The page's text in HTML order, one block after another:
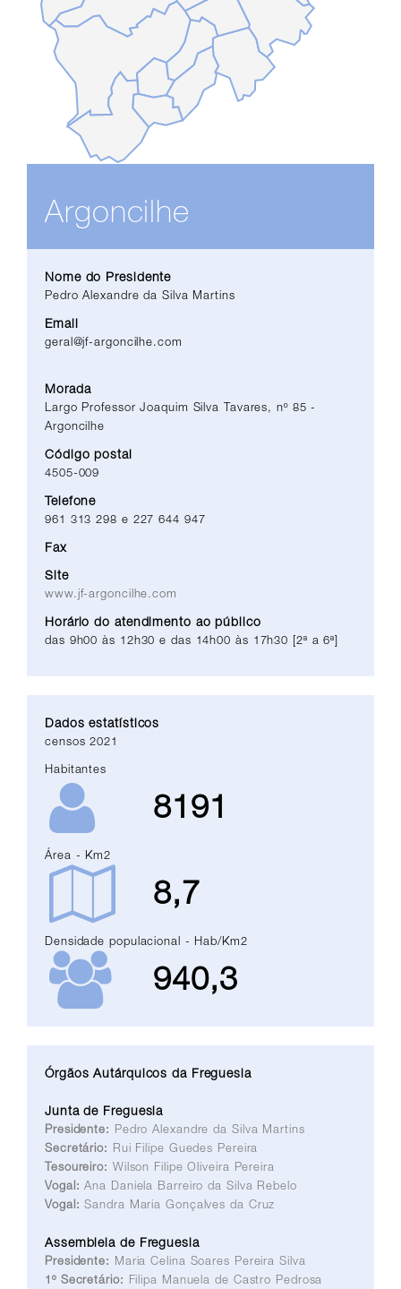
Argoncilhe
Nome do Presidente
Pedro Alexandre da Silva Martins
Email
geral@jf-argoncilhe.com
Morada
Largo Professor Joaquim Silva Tavares, nº 85 -
Argoncilhe
Código postal
4505-009
Telefone
961 313 298 e 227 644 947
Fax
Site
www.jf-argoncilhe.com
Horário do atendimento ao público
das 9h00 às 12h30 e das 14h00 às 17h30 [2ª a 6ª]
Dados estatísticos
censos 2021
Habitantes
8191
Área - Km2
8,7
Densidade populacional - Hab/Km2
940,3
Órgãos Autárquicos da Freguesia
Junta de Freguesia
Presidente: Pedro Alexandre da Silva Martins
Secretário: Rui Filipe Guedes Pereira
Tesoureiro: Wilson Filipe Oliveira Pereira
Vogal: Ana Daniela Barreiro da Silva Rebelo
Vogal: Sandra Maria Gonçalves da Cruz
Assembleia de Freguesia
Presidente: Maria Celina Soares Pereira Silva
1º Secretário: Filipa Manuela de Castro Pedrosa